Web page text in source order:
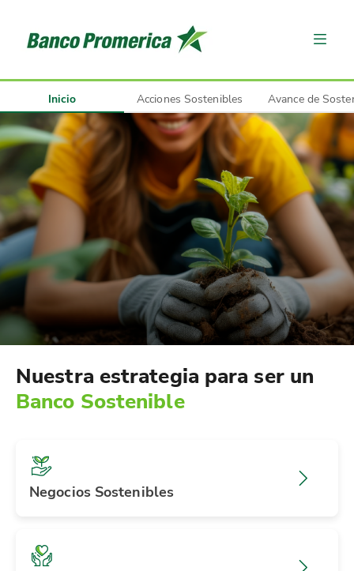
Inicio Acciones Sostenibles Avance de
Nuestra estrategia para ser un
Banco Sostenible
Negocios Sostenibles